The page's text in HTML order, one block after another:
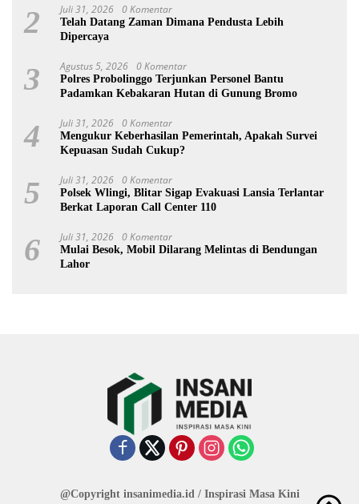
2 Juli 31, 2026 0 Komentar
Telah Datang Zaman Dimana Pendusta Lebih
Dipercaya
3 Agustus 5, 2026 0 Komentar
Polres Probolinggo Terjunkan Personel Bantu
Padamkan Kebakaran Hutan di Gunung Bromo
4 Juli 31, 2026 0 Komentar
Mengukur Keberhasilan Pemerintah, Apakah Survei
Kepuasan Sudah Cukup?
5 Juli 31, 2026 0 Komentar
Polsek Wlingi, Blitar Sigap Evakuasi Lansia Terlantar
Berkat Laporan Call Center 110
6 Juli 31, 2026 0 Komentar
Mulai Besok, Mobil Dilarang Melintas di Bendungan
Lahor
@Copyright insanimedia.id / Inspirasi Masa Kini